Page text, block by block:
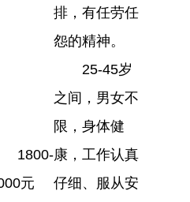
排，有任劳任
怨的精神。
1800-
元
25-45岁
之间，男女不
限，身体健
康，工作认真
仔细、服从安